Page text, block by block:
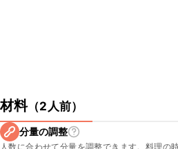
材料（2人前）
分量の調整
人数に合わせて分量を調整できます。料理の